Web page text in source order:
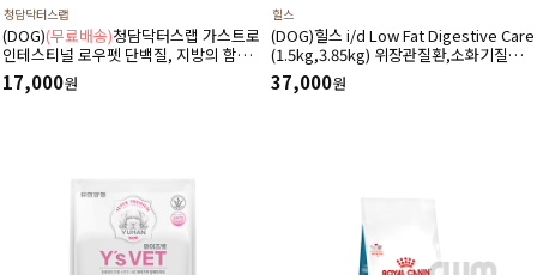
청담닥터스랩
(DOG)(무료배송)청담닥터스랩 가스트로
인테스티널 로우펫 단백질, 지방의 함량을
줄인 습식 캔사료 600g(100gx6ea) 저지
방처방습식,췌장염 ,소화기질환,고지혈
17,000원
힐스
(DOG)힐스 i/d Low Fat Digestive Care
(1.5kg,3.85kg) 위장관질환,소화기질환,
췌장염-처방식,처방사료
37,000원